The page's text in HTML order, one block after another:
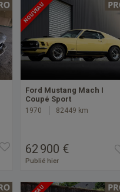
NOUVEAU
Ford Mustang Mach I
Coupé Sport
1970 82449 km
62 900 €
Publié hier